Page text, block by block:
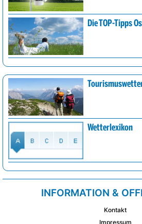
Die TOP-Tipps
Wetterlexikon
INFORMATION &
Kontakt
Impressum